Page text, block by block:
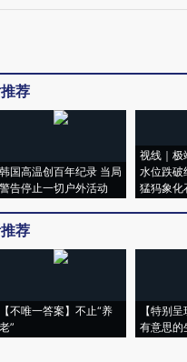
荐
韩国高温创百年纪录 当局
警告停止一切户外活动
视线｜极
水位跌破
猛犸象化
荐
【不唯一答案】不止“养
老”
【特别
有意思的